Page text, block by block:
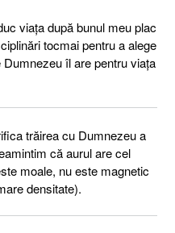
viața după bunul meu plac
tocmai pentru a alege
îl are pentru viața
trăirea cu Dumnezeu a
că aurul are cel
moale, nu este magnetic
densitate).